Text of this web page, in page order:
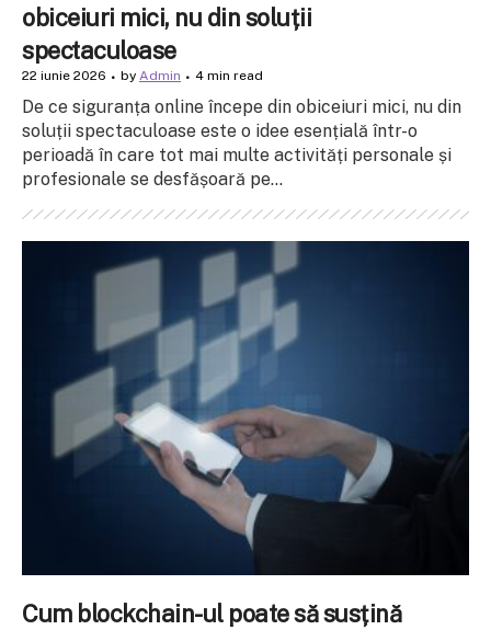
obiceiuri mici, nu din soluții
spectaculoase
22 iunie 2026 by Admin 4 min read
De ce siguranța online începe din obiceiuri mici, nu din
soluții spectaculoase este o idee esențială într-o
perioadă în care tot mai multe activități personale și
profesionale se desfășoară pe...
Cum blockchain-ul poate să susțină